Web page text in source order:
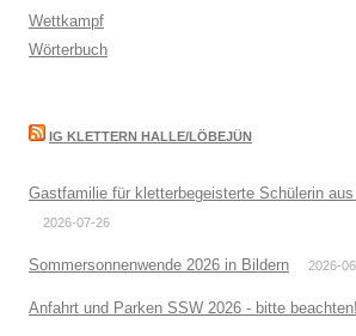
Wettkampf
Wörterbuch
IG KLETTERN HALLE/LÖBEJÜN
Gastfamilie für kletterbegeisterte Schülerin
2026-07-26
Sommersonnenwende 2026 in Bildern 2026-
Anfahrt und Parken SSW 2026 - bitte beachten!